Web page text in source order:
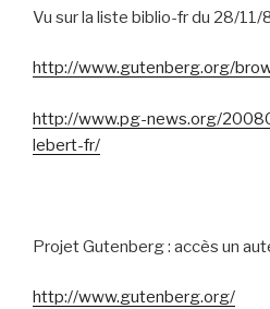
Vu sur la liste biblio-fr du 28/11/
http://www.gutenberg.org/
http://www.pg-news.org/
lebert-fr/
Projet Gutenberg : accès un
http://www.gutenberg.org/